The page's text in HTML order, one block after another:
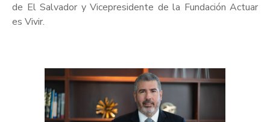
de El Salvador y Vicepresidente de la Fundación Actuar
es Vivir.